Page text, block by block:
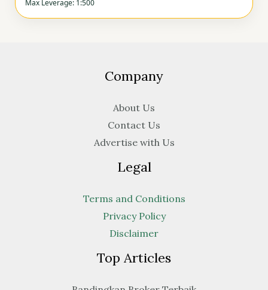
Max Leverage: 1:500
Company
About Us
Contact Us
Advertise with Us
Legal
Terms and Conditions
Privacy Policy
Disclaimer
Top Articles